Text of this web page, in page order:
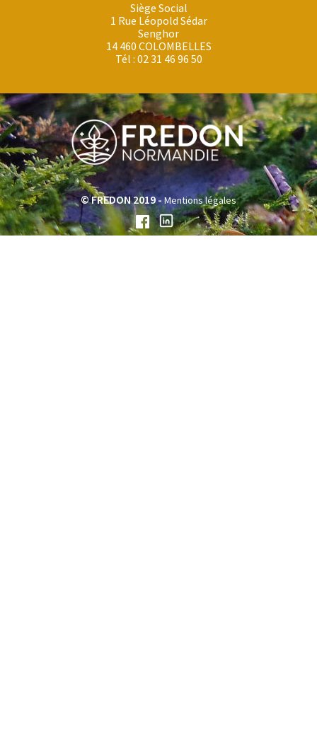
Siège Social
1 Rue Léopold Sédar
Senghor
14 460 COLOMBELLES
Tél : 02 31 46 96 50
© FREDON 2019 -Mentions légales